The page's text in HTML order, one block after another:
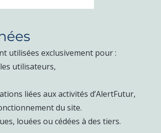
utilisées exclusivement pour :
utilisateurs,
liées aux activités d’AlertFutur,
du site.
louées ou cédées à des tiers.